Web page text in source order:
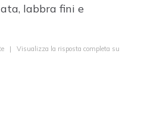
labbra fini e
| Visualizza la risposta completa su